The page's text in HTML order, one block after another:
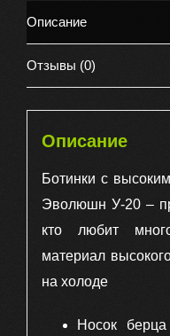
BIZON
БИЗОН
Эволюшн
У-20
зимние,
цвет
черный
Описание
Отзывы (0)
Описание
Ботинки с
Эволюшн У-20 –
кто любит
материал
на холоде
Носок